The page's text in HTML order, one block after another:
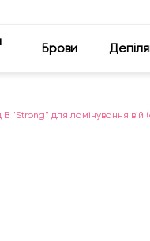
Брови
"Strong" для ламінування вій